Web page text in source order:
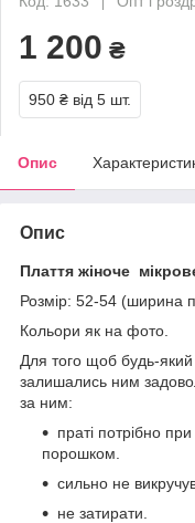
1 200 ₴
950 ₴ від 5 шт.
Опис
Опис
Плаття жіноче
Розмір: 52-54 (ширина
Кольори як на фото.
Для того щоб будь-
залишались ним
за ним:
праті потрібно
порошком.
сильно не
не затирати.